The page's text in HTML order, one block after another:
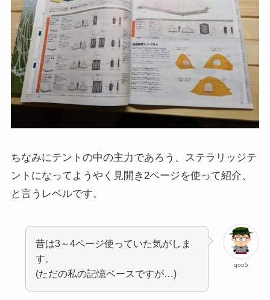
ちなみにテントの中の主力であろう、ステラリッジテ
ントになってようやく見開き2ページを使って紹介、
と言うレベルです。
qoo5
昔は3～4ページ使っていた気がしま
す。
(ただの私の記憶ベースですが…)